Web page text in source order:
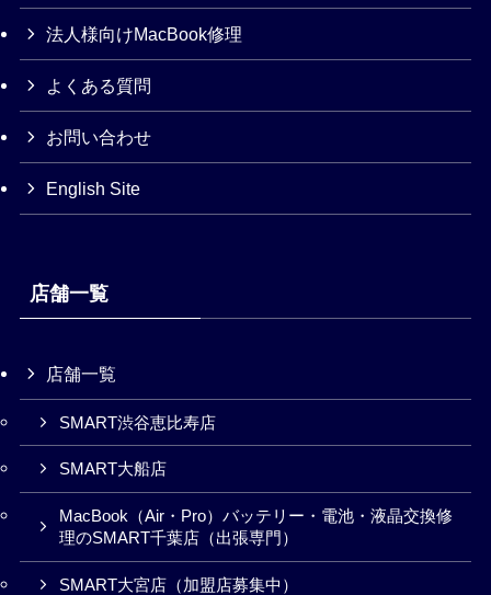
法人様向けMacBook修理
よくある質問
お問い合わせ
English Site
店舗一覧
店舗一覧
SMART渋谷恵比寿店
SMART大船店
MacBook（Air・Pro）バッテリー・電池・液晶交換修
理のSMART千葉店（出張専門）
SMART大宮店（加盟店募集中）